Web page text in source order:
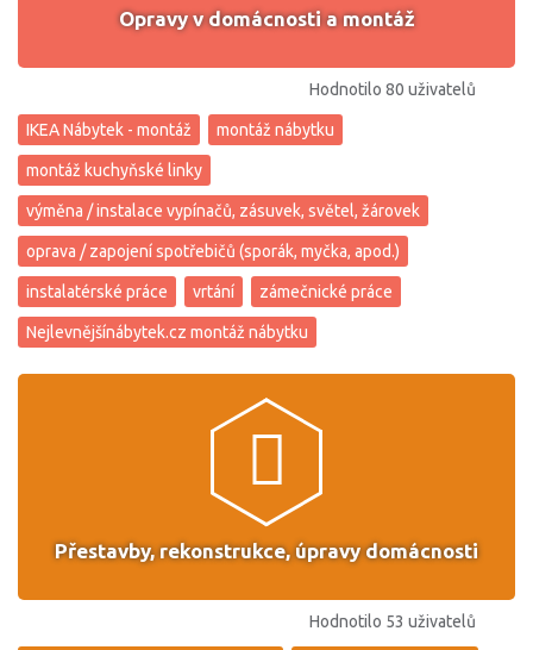
Opravy v domácnosti a montáž
Hodnotilo 80 uživatelů
IKEA Nábytek - montáž montáž nábytku
montáž kuchyňské linky
výměna / instalace vypínačů, zásuvek, světel, žárovek
oprava / zapojení spotřebičů (sporák, myčka, apod.)
instalatérské práce vrtání zámečnické práce
Nejlevnějšínábytek.cz montáž nábytku
Přestavby, rekonstrukce, úpravy domácnosti
Hodnotilo 53 uživatelů